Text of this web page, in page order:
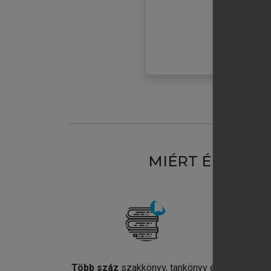
MIÉRT
Több száz szakkönyv, tankönyv és